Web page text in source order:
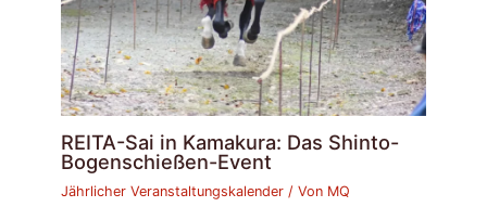
REITA-Sai in Kamakura: Das Shinto-
Bogenschießen-Event
Jährlicher Veranstaltungskalender / Von MQ